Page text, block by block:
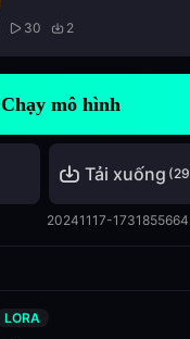
30 2
Chạy mô hình
Tải xuống (
20241117-
LORA